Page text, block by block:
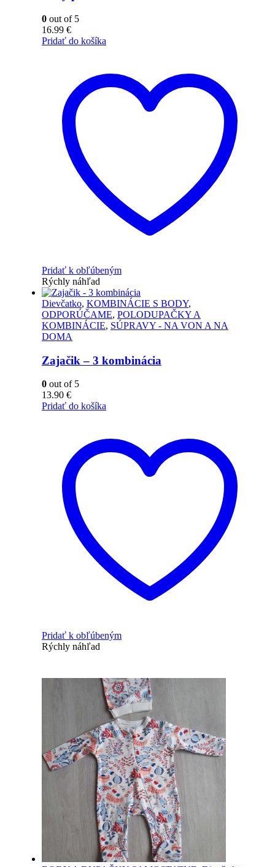
0 out of 5
16.99 €
Pridať do košíka
Pridať k obľúbeným
Rýchly náhľad
Dievčatko, KOMBINÁCIE S BODY,
ODPORÚČAME, POLODUPAČKY A
KOMBINÁCIE, SÚPRAVY - NA VON A NA
DOMA
Zajačik – 3 kombinácia
0 out of 5
13.90 €
Pridať do košíka
Pridať k obľúbeným
Rýchly náhľad